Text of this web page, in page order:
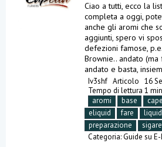
Ciao a tutti, ecco la
completa a oggi,
anche gli aromi che
aggiunti, spero vi
defezioni famose,
Brownie.. andato (ma
andato e basta,
Iv3shf Articolo 16
Tempo di lettura 1
aromi
base
eliquid
fare
preparazione
Categoria:Guide su